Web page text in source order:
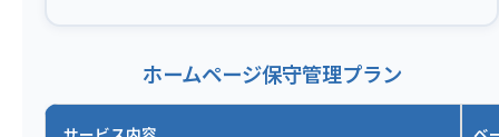
ホームページ保守管理プラン